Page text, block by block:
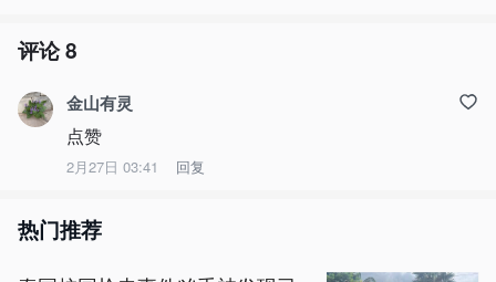
评论8
金山有灵
点赞
2月27日 03:41 回复
热门推荐